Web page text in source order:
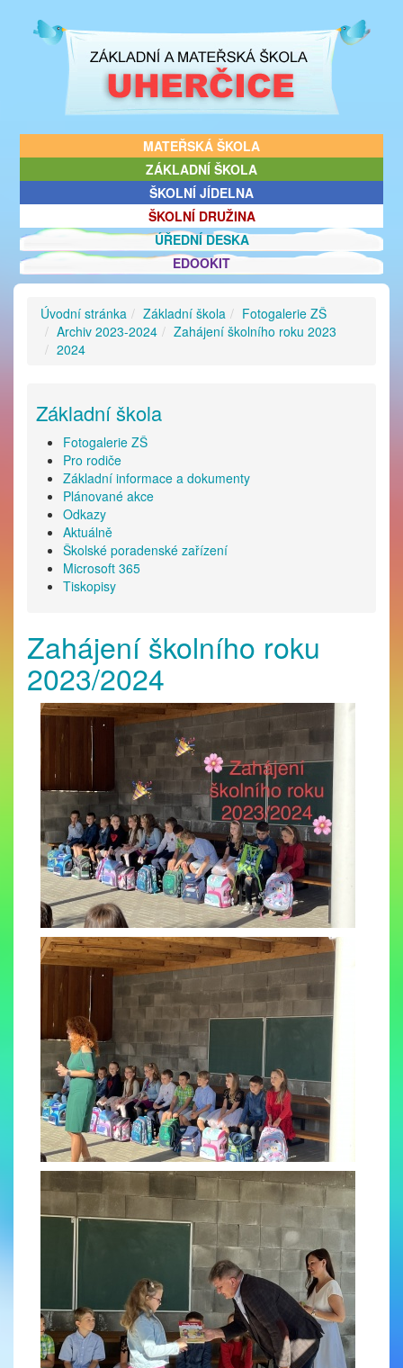
MATEŘSKÁ ŠKOLA
ZÁKLADNÍ ŠKOLA
ŠKOLNÍ JÍDELNA
ŠKOLNÍ DRUŽINA
ÚŘEDNÍ DESKA
EDOOKIT
Úvodní stránka Základní škola
Fotogalerie ZŠ
Archiv 2023-2024
Zahájení školního roku 2023
2024
Základní škola
Fotogalerie ZŠ
Pro rodiče
Základní informace a dokumenty
Plánované akce
Odkazy
Aktuálně
Školské poradenské zařízení
Microsoft 365
Tiskopisy
Zahájení školního roku
2023/2024